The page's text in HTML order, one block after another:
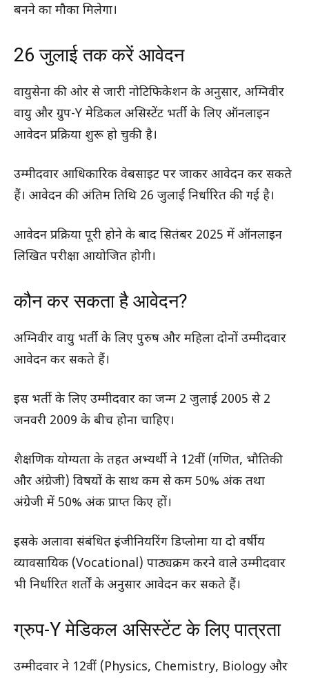
बनने का मौका मिलेगा।
26 जुलाई तक करें आवेदन
वायुसेना की ओर से जारी नोटिफिकेशन के अनुसार, अग्निवीर
वायु और ग्रुप-Y मेडिकल असिस्टेंट भर्ती के लिए ऑनलाइन
आवेदन प्रक्रिया शुरू हो चुकी है।
उम्मीदवार आधिकारिक वेबसाइट पर जाकर आवेदन कर सकते
हैं। आवेदन की अंतिम तिथि 26 जुलाई निर्धारित की गई है।
आवेदन प्रक्रिया पूरी होने के बाद सितंबर 2025 में ऑनलाइन
लिखित परीक्षा आयोजित होगी।
कौन कर सकता है आवेदन?
अग्निवीर वायु भर्ती के लिए पुरुष और महिला दोनों उम्मीदवार
आवेदन कर सकते हैं।
इस भर्ती के लिए उम्मीदवार का जन्म 2 जुलाई 2005 से 2
जनवरी 2009 के बीच होना चाहिए।
शैक्षणिक योग्यता के तहत अभ्यर्थी ने 12वीं (गणित, भौतिकी
और अंग्रेजी) विषयों के साथ कम से कम 50% अंक तथा
अंग्रेजी में 50% अंक प्राप्त किए हों।
इसके अलावा संबंधित इंजीनियरिंग डिप्लोमा या दो वर्षीय
व्यावसायिक (Vocational) पाठ्यक्रम करने वाले उम्मीदवार
भी निर्धारित शर्तों के अनुसार आवेदन कर सकते हैं।
ग्रुप-Y मेडिकल असिस्टेंट के लिए पात्रता
उम्मीदवार ने 12वीं (Physics, Chemistry, Biology और